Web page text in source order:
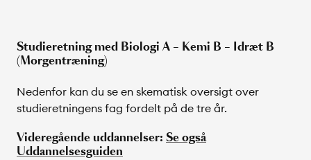
Studieretning med Biologi A – Kemi B – Idræt B
(Morgentræning)
Nedenfor kan du se en skematisk oversigt over
studieretningens fag fordelt på de tre år.
Videregående uddannelser: Se også
Uddannelsesguiden